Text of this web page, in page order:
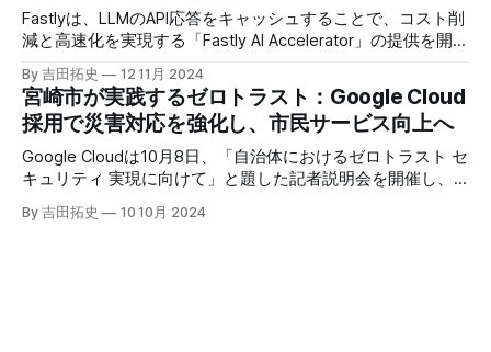
Fastlyは、LLMのAPI応答をキャッシュすることで、コスト削
減と高速化を実現する「Fastly AI Accelerator」の提供を開始
した。キップ・コンプトン最高プロダクト責任者（CPO）
は、類似した質問への応答を再利用し、効率的な処理を可能
にすると説明した。さらに、コンプトンは、エッジコンピュ
ーティングの利点を活かしたパーソナライズや、エッジにお
けるGPUの経済性、セキュリティへの取り組みなど、Fastly
のAI戦略について語った。
By 吉田拓史 12 11月 2024
宮崎市が実践するゼロトラスト：Google Cloud
採用で災害対応を強化し、市民サービス向上へ
Google Cloudは10月8日、「自治体におけるゼロトラスト セ
キュリティ 実現に向けて」と題した記者説明会を開催し、
自治体向けにゼロトラストセキュリティ導入を支援するプロ
グラムを発表した。宮崎市の事例では、Google Workspace
By 吉田拓史 10 10月 2024